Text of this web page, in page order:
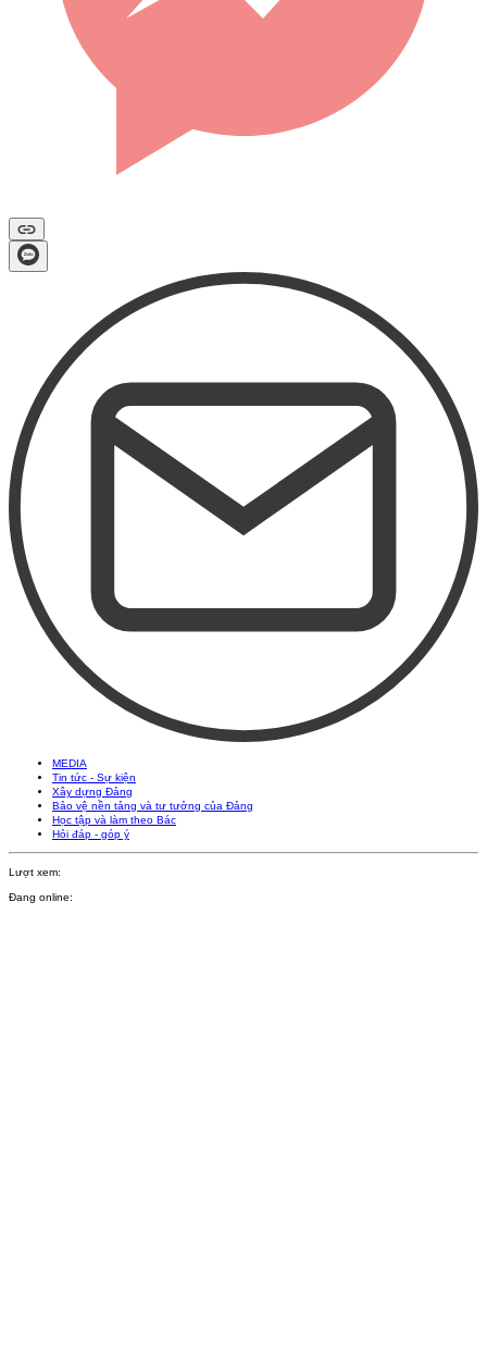
MEDIA
Tin tức - Sự kiện
Xây dựng Đảng
Bảo vệ nền tảng và tư tưởng của Đảng
Học tập và làm theo Bác
Hỏi đáp - góp ý
Lượt xem:
Đang online: